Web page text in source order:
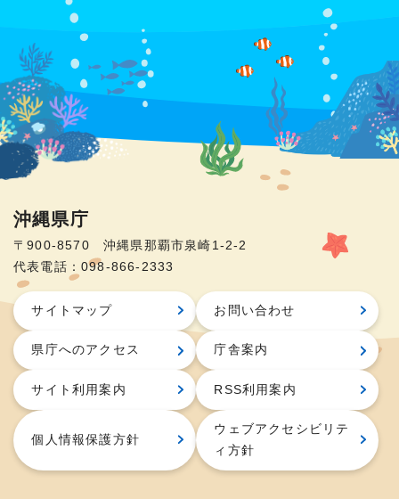
沖縄県庁
〒900-8570 沖縄県那覇市泉崎1-2-2
代表電話：098-866-2333
サイトマップ お問い合わせ
県庁へのアクセス 庁舎案内
サイト利用案内 RSS利用案内
個人情報保護方針
ウェブアクセシビリテ
ィ方針